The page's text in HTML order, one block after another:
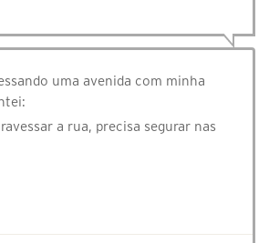
uma avenida com minha
a rua, precisa segurar nas